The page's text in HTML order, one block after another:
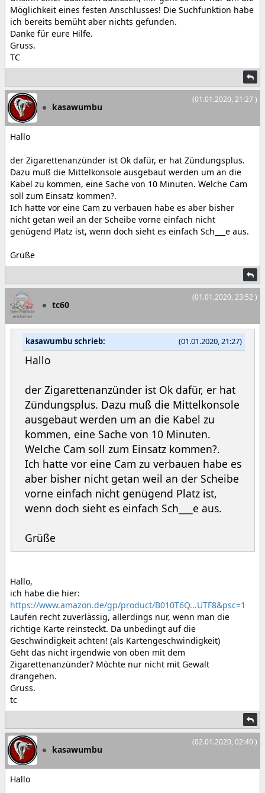
Möglichkeit eines festen Anschlusses! Die Suchfunktion habe
ich bereits bemüht aber nichts gefunden.
Danke für eure Hilfe.
Gruss.
TC
(01.01.2020, 21:27 )
kasawumbu
Hallo
der Zigarettenanzünder ist Ok dafür, er hat Zündungsplus.
Dazu muß die Mittelkonsole ausgebaut werden um an die
Kabel zu kommen, eine Sache von 10 Minuten. Welche Cam
soll zum Einsatz kommen?.
Ich hatte vor eine Cam zu verbauen habe es aber bisher
nicht getan weil an der Scheibe vorne einfach nicht
genügend Platz ist, wenn doch sieht es einfach Sch___e aus.
Grüße
(01.01.2020, 23:52 )
tc60
(01.01.2020, 21:27)
kasawumbu schrieb:
Hallo
der Zigarettenanzünder ist Ok dafür, er hat
Zündungsplus. Dazu muß die Mittelkonsole
ausgebaut werden um an die Kabel zu
kommen, eine Sache von 10 Minuten.
Welche Cam soll zum Einsatz kommen?.
Ich hatte vor eine Cam zu verbauen habe es
aber bisher nicht getan weil an der Scheibe
vorne einfach nicht genügend Platz ist,
wenn doch sieht es einfach Sch___e aus.
Grüße
Hallo,
ich habe die hier:
https://www.amazon.de/gp/product/B010T6Q...UTF8&psc=1
Laufen recht zuverlässig, allerdings nur, wenn man die
richtige Karte reinsteckt. Da unbedingt auf die
Geschwindigkeit achten! (als Kartengeschwindigkeit)
Geht das nicht irgendwie von oben mit dem
Zigarettenanzünder? Möchte nur nicht mit Gewalt
drangehen.
Gruss.
tc
(02.01.2020, 02:40 )
kasawumbu
Hallo